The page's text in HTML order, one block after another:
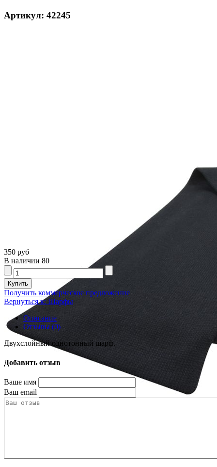
Артикул: 42245
350 руб
В наличии 80
Получить коммерческое предложение
Вернуться к: Шарфы
Описание
Отзывы (0)
Двухслойный однотонный шарф.
Добавить отзыв
Ваше имя
Ваш email